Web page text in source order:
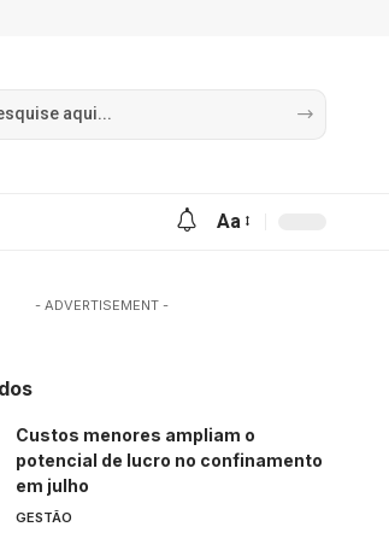
Aa
- ADVERTISEMENT -
Custos menores ampliam o
potencial de lucro no confinamento
em julho
GESTÃO